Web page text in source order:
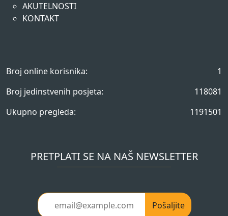
AKUTELNOSTI
KONTAKT
Broj online korisnika:
1
Broj jedinstvenih posjeta:
118081
Ukupno pregleda:
1191501
PRETPLATI SE NA NAŠ NEWSLETTER
Pošaljite